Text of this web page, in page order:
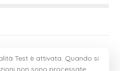
Test è attivata. Quando si
non sono processate.